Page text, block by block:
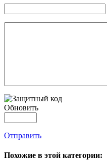
Обновить
Отправить
Похожие в этой категории: